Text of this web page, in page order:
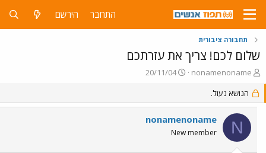
התחבר הירשם
תחבורה ציבורית
שלום לכם! צריך את עזרתכם
פ
ו
ת
ח
נ
nonamenoname
פ
ו
ס
ב
ת
20/11/04
הנושא נעול.
N
nonamenoname
New member